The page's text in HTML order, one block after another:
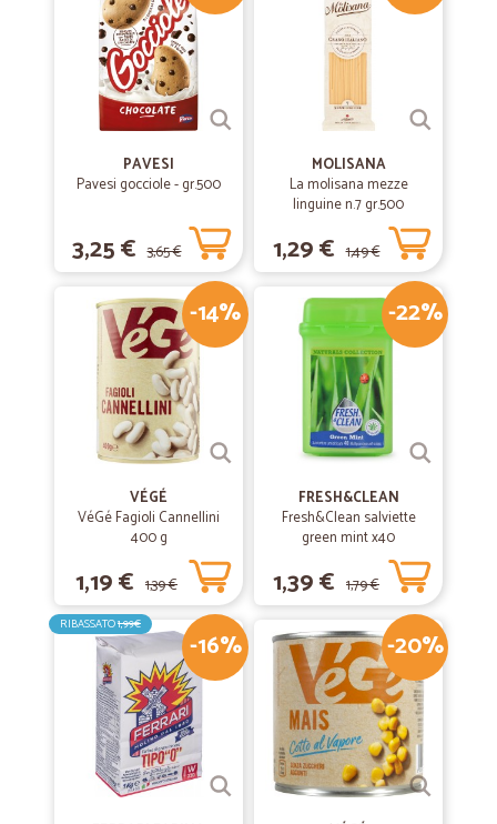
PAVESI
Pavesi gocciole - gr.500
3,25 € 3,65 €
MOLISANA
La molisana mezze
linguine n.7 gr.500
1,29 € 1,49 €
-14%
VÉGÉ
VéGé Fagioli Cannellini
400 g
1,19 € 1,39 €
-22%
FRESH&CLEAN
Fresh&Clean salviette
green mint x40
1,39 € 1,79 €
-16%
RIBASSATO1,99€
-20%